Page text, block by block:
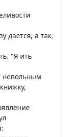
дается, а так,
"Я ить
невольным